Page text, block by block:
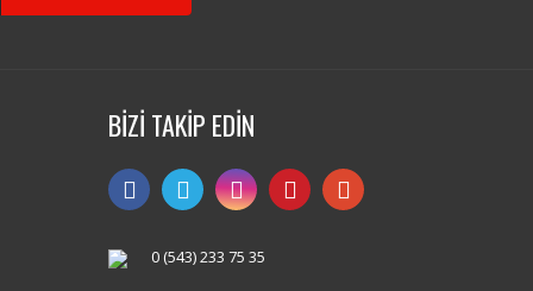
BİZİ TAKİP EDİN
0 (543) 233 75 35